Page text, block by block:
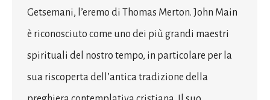
Getsemani, l’eremo di Thomas Merton. John Main
è riconosciuto come uno dei più grandi maestri
spirituali del nostro tempo, in particolare per la
sua riscoperta dell’antica tradizione della